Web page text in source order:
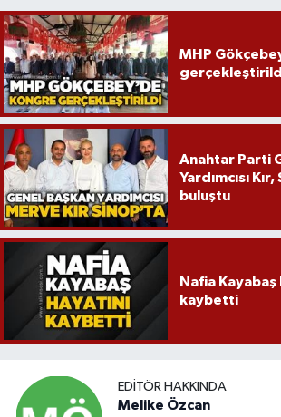
MHP
Anahtar Parti
Yardımcısı
buluştu
Nafia Kayabaş
kaybetti
EDITÖR HAKKINDA
Melike Özcan
Politika
Resmi İlan
Röportaj
Sağlık
SİYASET
Spor
Ulusal
Yaşam